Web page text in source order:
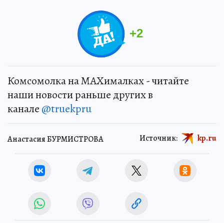
+2
Комсомолка на MAXималках - читайте
наши новости раньше других в
канале @truekpru
Анастасия БУРМИСТРОВА Источник: kp.ru